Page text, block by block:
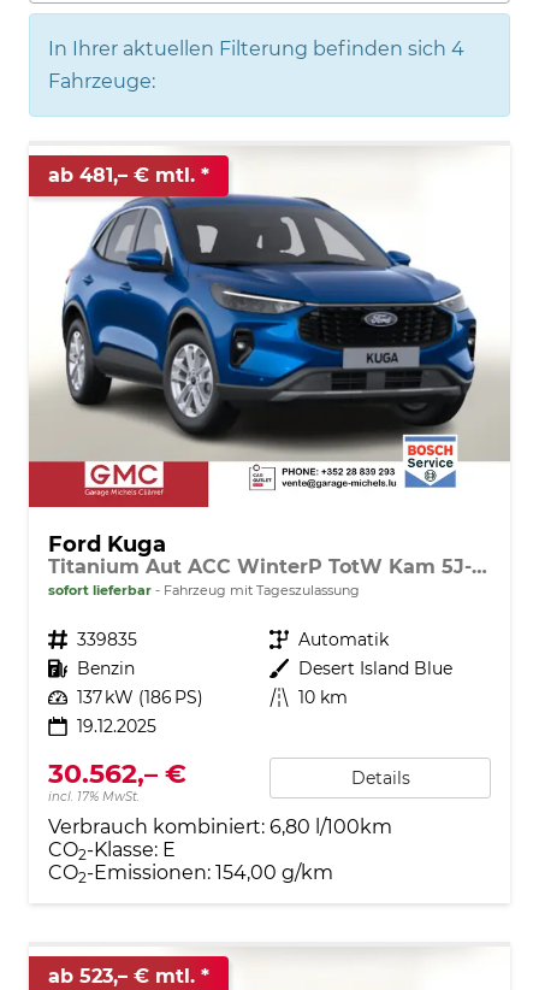
In Ihrer aktuellen Filterung befinden sich 4
Fahrzeuge:
ab 481,– € mtl.
Ford Kuga
Titanium Aut ACC WinterP TotW Kam 5J-Gar
sofort lieferbar Fahrzeug mit Tageszulassung
Fahrzeugnr. 339835 Getriebe Automatik
Kraftstoff Benzin Außenfarbe Desert Island Blue
Leistung 137 kW (186 PS) Kilometerstand 10 km
19.12.2025
30.562,– €
incl. 17% MwSt.
Details
Verbrauch kombiniert: 6,80 l/100km
CO2-Klasse: E
CO2-Emissionen: 154,00 g/km
ab 523,– € mtl.